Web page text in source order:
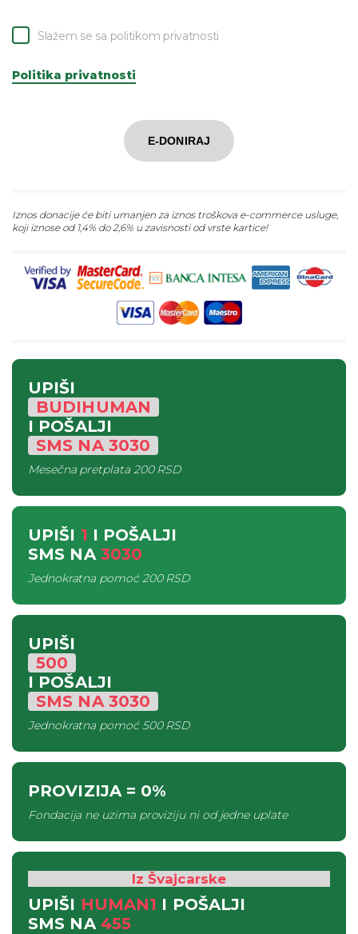
Slažem se sa politikom privatnosti
Politika privatnosti
E-DONIRAJ
Iznos donacije će biti umanjen za iznos troškova e-commerce usluge,
koji iznose od 1,4% do 2,6% u zavisnosti od vrste kartice!
UPIŠI
BUDIHUMAN
I POŠALJI
SMS NA3030
Mesečna pretplata200 RSD
UPIŠI 1 I POŠALJI
SMS NA 3030
Jednokratna pomoć200 RSD
UPIŠI
500
I POŠALJI
SMS NA3030
Jednokratna pomoć500 RSD
PROVIZIJA= 0%
Fondacija ne uzima proviziju ni od jedne uplate
Iz Švajcarske
UPIŠI HUMAN1 I POŠALJI
SMS NA 455